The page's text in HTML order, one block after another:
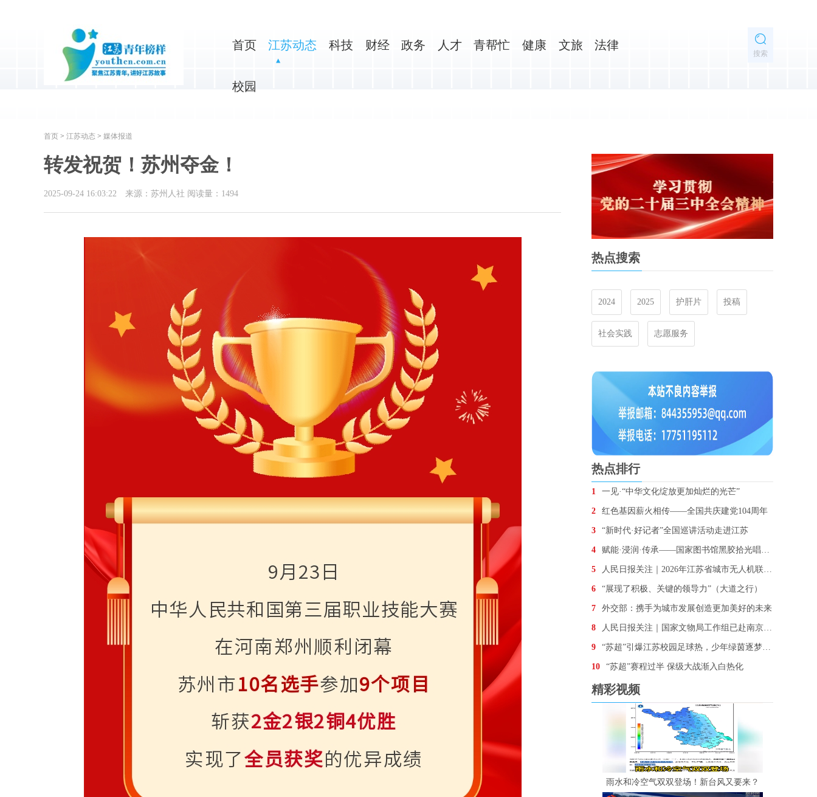
首页 江苏动态 科技 财经 政务 人才 青帮忙 健康 文旅 法律
校园
搜索
首页 > 江苏动态 > 媒体报道
转发祝贺！苏州夺金！
2025-09-24 16:03:22 来源：苏州人社 阅读量： 1494
热点搜索
2024 2025 护肝片 投稿
社会实践 志愿服务
热点排行
1 一见·“中华文化绽放更加灿烂的光芒”
2 红色基因薪火相传——全国共庆建党104周年
3 “新时代·好记者”全国巡讲活动走进江苏
4 赋能·浸润·传承——国家图书馆黑胶拾光唱听会走进南
5 人民日报关注｜2026年江苏省城市无人机联赛开赛
6 “展现了积极、关键的领导力”（大道之行）
7 外交部：携手为城市发展创造更加美好的未来
8 人民日报关注｜国家文物局工作组已赴南京开展工作
9 “苏超”引爆江苏校园足球热，少年绿茵逐梦正当时
10 “苏超”赛程过半 保级大战渐入白热化
精彩视频
雨水和冷空气双双登场！新台风又要来？